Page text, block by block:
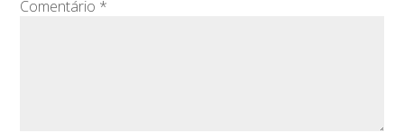
Comentário *